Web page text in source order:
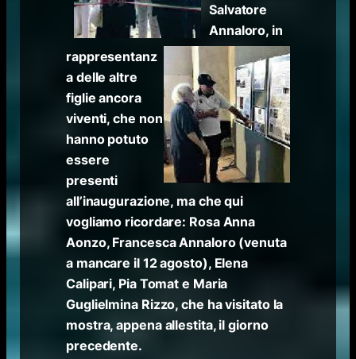
Salvatore
Annaloro, in
rappresentanz
a delle altre
figlie ancora
viventi, che non
hanno potuto
essere
presenti
all’inaugurazione, ma che qui
vogliamo ricordare: Rosa Anna
Aonzo, Francesca Annaloro (venuta
a mancare il 12 agosto), Elena
Calipari, Pia Tomat e Maria
Guglielmina Rizzo, che ha visitato la
mostra, appena allestita, il giorno
precedente.